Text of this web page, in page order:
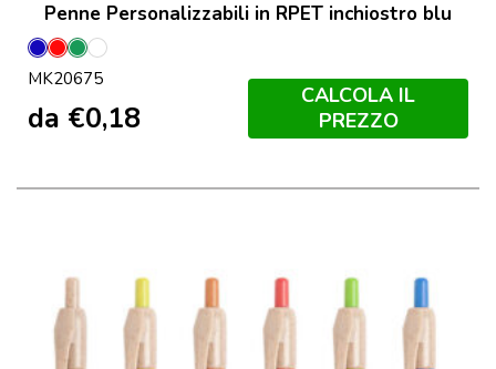
Penne Personalizzabili in RPET inchiostro blu
BluRosso
VerdeTransparente
MK20675
da €0,18
CALCOLA IL
PREZZO